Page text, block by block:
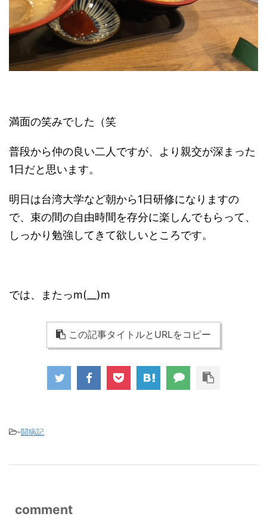
満面の笑みでした（笑
普段から仲の良い二人ですが、より親交が深まった
1日だと思います。
明日は台湾大学など朝から1日研修になりますの
で、束の間の自由時間を存分に楽しんでもらって、
しっかり勉強してきて欲しいところです。
では、またっm(__)m
この記事タイトルとURLをコピー
-闘病記
comment